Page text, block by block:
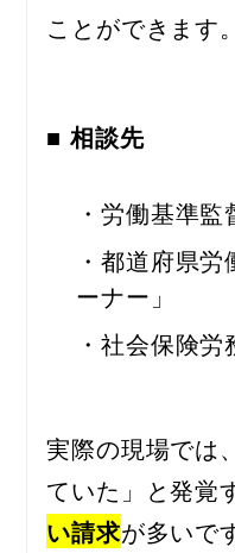
ことができます。
■ 相談先
・労働基準監
・都道府県
ーナー」
・社会保険
実際の現場では
ていた」と発覚
い請求が多いで